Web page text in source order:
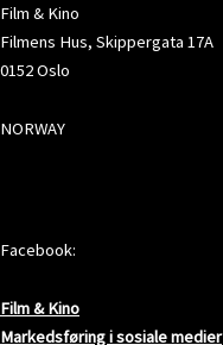
Film & Kino
Filmens Hus, Skippergata 17A
0152 Oslo
NORWAY
Facebook:
Film & Kino
Markedsføring i sosiale medier